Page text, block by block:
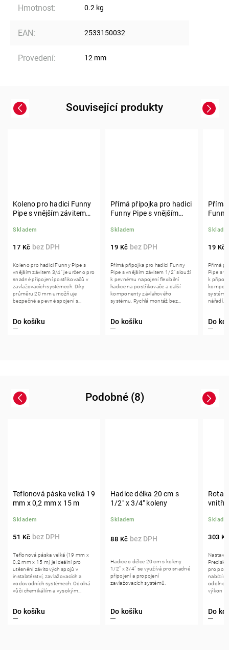
Hmotnost: 0.2 kg
EAN: 2533150032
Provedení: 12 mm
Související produkty
Previous
Koleno pro hadici Funny
Pipe s vnějším závitem
Skladem
17 Kč
Do košíku
Koleno pro hadici Funny Pipe s
vnějším závitem 3/4" je určeno pro
snadné připojení postřikovačů v
zavlažovacích systémech. Díky
průměru 20 mm umožňuje
bezpečné a pevné spojení s...
Přímá přípojka pro hadici
Funny Pipe s vnějším
Skladem
19 Kč
Do košíku
Přímá přípojka pro hadici Funny
Pipe s vnějším závitem 1/2" slouží
k pevnému napojení flexibilní
hadice na postřikovače a další
komponenty závlahového
systému. Rychlá montáž bez...
19 Kč
Do
Přímá
Pipe s
k
nářadí.
Next
Podobné (8)
Previous
Teflonová páska velká 19
mm x 0,2 mm x 15 m
Skladem
51 Kč
Do košíku
Teflonová páska velká (19 mm x
0,2 mm x 15 m) je ideální pro
utěsnění závitových spojů v
instalatérství, zavlažovacích a
vodovodních systémech. Odolná
vůči chemikáliím a vysokým...
Hadice délka 20 cm s
1/2" x 3/4" koleny
Skladem
88 Kč
Do košíku
Hadice o délce 20 cm s koleny
1/2" x 3/4" se využívá pro snadné
připojení a propojení
zavlažovacích systémů.
m
303
Do
pro
nabízí
výkon i
Next